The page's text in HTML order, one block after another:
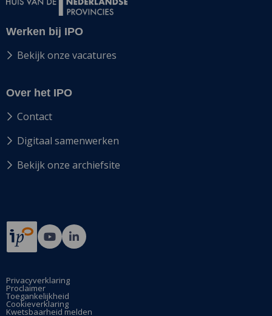
Werken bij IPO
Bekijk onze vacatures
Over het IPO
Contact
Digitaal samenwerken
Bekijk onze archiefsite
Ga
naar
YouTube
pagina
Ga
naar
pagina
Privacyverklaring
Proclaimer
Toegankelijkheid
Cookieverklaring
Kwetsbaarheid melden